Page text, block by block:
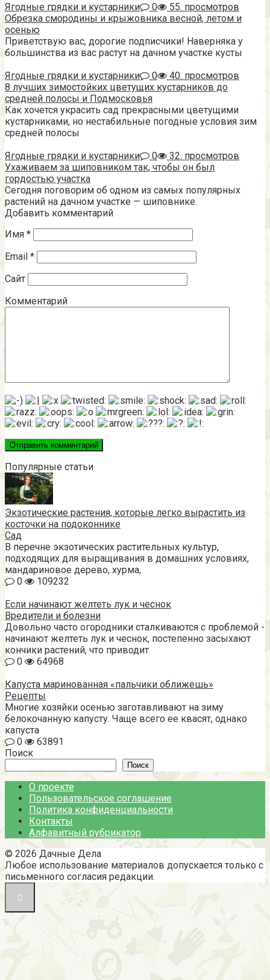
Ягодные грядки и кустарники
0
55. просмотров
Обрезка смородины и крыжовника весной, летом и
осенью
Приветствую вас, дорогие подписчики! Наверняка у
большинства из вас растут на дачном участке кусты
Ягодные грядки и кустарники
0
40. просмотров
8 лучших зимостойких цветущих кустарников до
средней полосы и Подмосковья
Как хочется украсить сад прекрасными цветущими
кустарниками, но нестабильные погодные условия зим
средней полосы
Ягодные грядки и кустарники
0
32. просмотров
Ухаживаем за шиповником так, чтобы он был
гордостью участка
Сегодня поговорим об одном из самых популярных
растений на дачном участке — шиповнике.
Добавить комментарий
Имя *
Email *
Сайт
Комментарий
Популярные статьи
Экзотические растения, которые легко вырастить из
косточки на подоконнике
Сад
В перечне экзотических растительных культур,
подходящих для выращивания в домашних условиях,
мандариновое дерево, хурма,
0
109232
Если начинают желтеть лук и чеснок
Вредители и болезни
Довольно часто огородники сталкиваются с проблемой -
начинают желтеть лук и чеснок, постепенно засыхают
кончики растений, что приводит
0
64968
Капуста маринованная «пальчики оближешь»
Рецепты
Многие хозяйки осенью заготавливают на зиму
белокочанную капусту. Чаще всего ее квасят, однако
капуста
0
63891
Поиск
Поиск
О проекте
Пользовательское соглашение
Политика конфиденциальности
Контакты
Алфавитный рубрикатор
© 2026 Дачные Дела
Любое использование материалов допускается только с
письменного согласия редакции.